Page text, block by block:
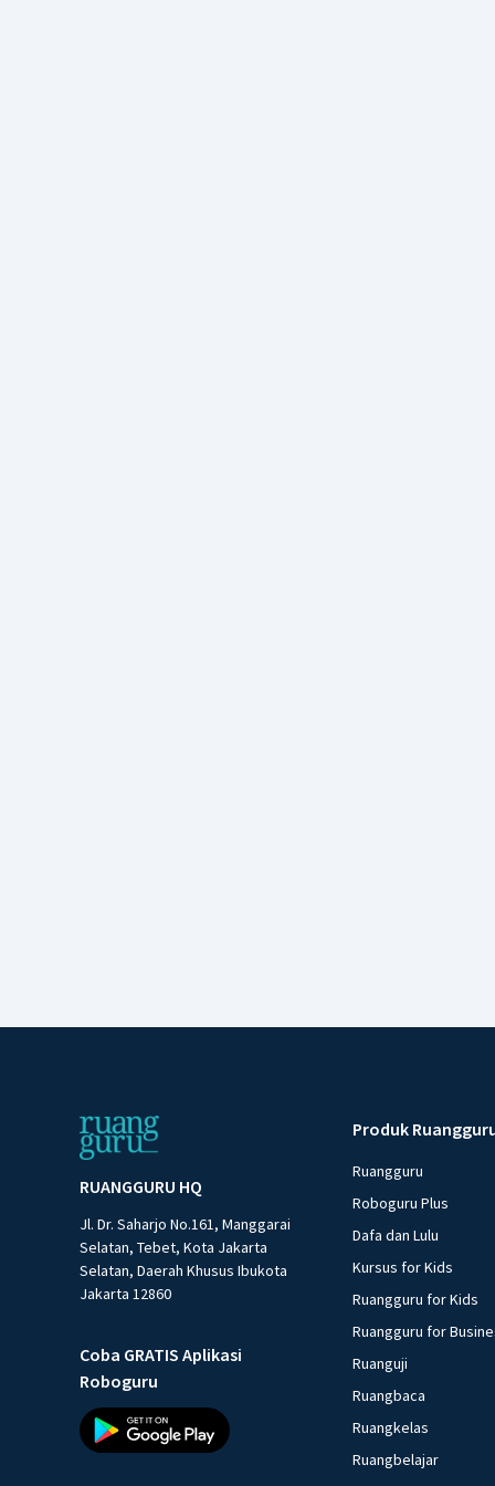
RUANGGURU HQ
Jl. Dr. Saharjo No.161, Manggarai
Selatan, Tebet, Kota Jakarta
Selatan, Daerah Khusus Ibukota
Jakarta 12860
Coba GRATIS Aplikasi
Roboguru
Produk
Ruangguru
Roboguru Plus
Dafa dan Lulu
Kursus for Kids
Ruangguru for Kids
Ruangguru for
Ruanguji
Ruangbaca
Ruangkelas
Ruangbelajar